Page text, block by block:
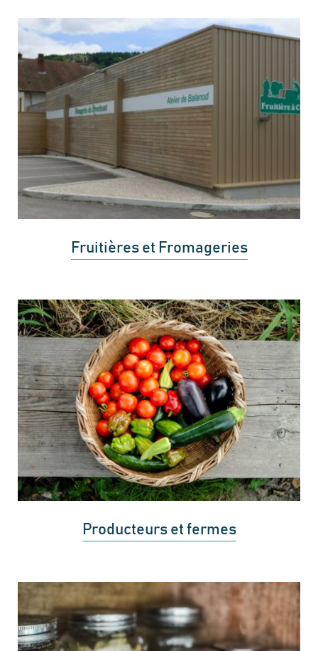
Fruitières et Fromageries
Producteurs et fermes